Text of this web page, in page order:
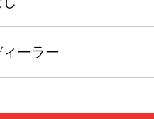
ィーラー